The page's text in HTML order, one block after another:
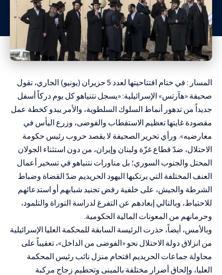
المسار : في ختام افتتاحيتها لعدد 5 حزيران (يونيو) الجاري، تقول
صحيفة «هآرتس» الإسرائيلية: «يسجل نتنياهو كل يوم دركاً أسفل
جديداً من تدهور أنماط السلوك السلطوية، والأمر يبدو كخطة عمل
مقصودة غايتها تعظيم الاستقطاب والفوضى، وزرع اليأس في
معارضيه». ورأي تحرير الصحيفة لا يقصد حروب رئيس حكومة
الاحتلال، ضدّ قطاع غزّة ولبنان وإيران، من دون استثناء الجولان
المحتل والجنوب السوري؛ بل مناورات نتنياهو في تسخير أعمال
العنف المختلفة التي يرتكبها اليهود الحريديم ضدّ القضاة وضباط
الشرطة والجيش، على خلفية رفض تجنيد شبابهم أو استدعائهم
للاحتياط، وبالتالي إبعادهم عن التفرغ لدراسة التوراة والتلمود،
وحرمانهم من المعونات المالية الحكومية.
وبالأمس، أيضاً، حذرت الرئيسة السابقة للمحكمة العليا الإسرائيلية
من انزلاق دولة الاحتلال نحو «الفوضى من الداخل»، تعقيباً على
محاولة جماعات الحريديم اقتحام منزل نائب رئيس المحكمة
العليا، وإلحاق أضرار مختلفة بالمبنى وتحطيم زجاج مركبة